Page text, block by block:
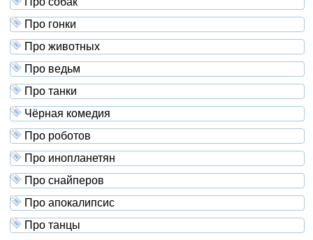
Про гонки
Про животных
Про ведьм
Про танки
Чёрная комедия
Про роботов
Про инопланетян
Про снайперов
Про апокалипсис
Про танцы